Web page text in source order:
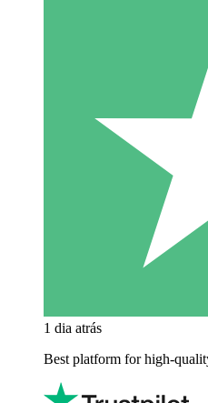
1 dia atrás
Best platform for high-